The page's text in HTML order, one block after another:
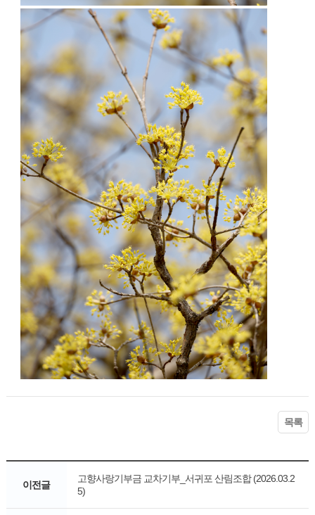
목록
이전글
고향사랑기부금 교차기부_서귀포 산림조합 (2026.03.2
5)